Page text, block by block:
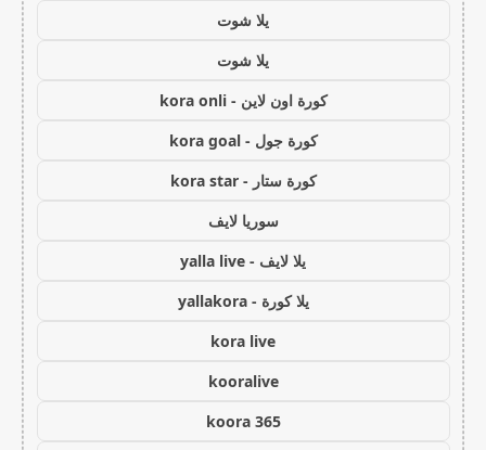
يلا شوت
يلا شوت
كورة اون لاين - kora onli
كورة جول - kora goal
كورة ستار - kora star
سوريا لايف
يلا لايف - yalla live
يلا كورة - yallakora
kora live
kooralive
koora 365